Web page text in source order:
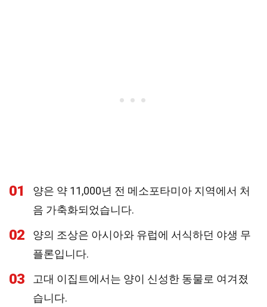
01
양은 약 11,000년 전 메소포타미아 지역에서 처
음 가축화되었습니다.
02
양의 조상은 아시아와 유럽에 서식하던 야생 무
플론입니다.
03
고대 이집트에서는 양이 신성한 동물로 여겨졌
습니다.